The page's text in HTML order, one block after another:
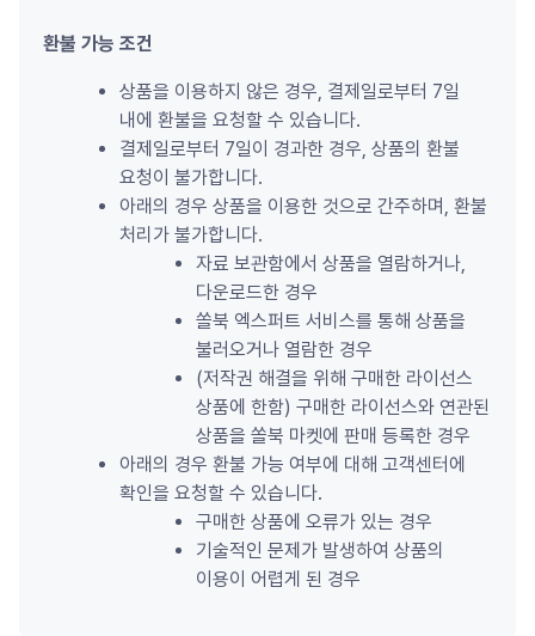
환불 가능 조건
상품을 이용하지 않은 경우, 결제일로부터 7일
내에 환불을 요청할 수 있습니다.
결제일로부터 7일이 경과한 경우, 상품의 환불
요청이 불가합니다.
아래의 경우 상품을 이용한 것으로 간주하며, 환불
처리가 불가합니다.
자료 보관함에서 상품을 열람하거나,
다운로드한 경우
쏠북 엑스퍼트 서비스를 통해 상품을
불러오거나 열람한 경우
(저작권 해결을 위해 구매한 라이선스
상품에 한함) 구매한 라이선스와 연관된
상품을 쏠북 마켓에 판매 등록한 경우
아래의 경우 환불 가능 여부에 대해 고객센터에
확인을 요청할 수 있습니다.
구매한 상품에 오류가 있는 경우
기술적인 문제가 발생하여 상품의
이용이 어렵게 된 경우